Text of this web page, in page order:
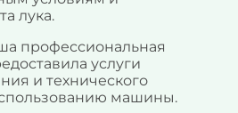
лука.
профессиональная
услуги
и технического
машины.